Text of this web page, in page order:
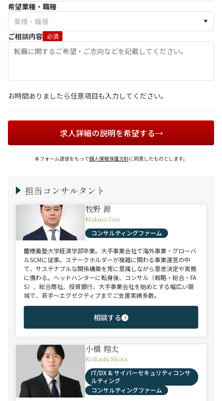
希望業種・職種
ご相談内容 必須
お時間ありましたら任意項目も入力してください。
求人詳細の説明を希望する
本フォーム送信をもって個人情報保護方針に同意したものとします。
担当コンサルタント
牧野 源
Makino Gen
コンサルティングファーム
慶應義塾大学経済学部卒業。大手事業会社で海外事業・グローバ
ルSCMに従事。ステークホルダーが複雑に関わる事業運営の中
で、サステナブルな関係構築を常に意識しながら意思決定や実務
に携わる。ヘッドハンターに転身後、コンサル（戦略・総合・FA
S）、総合商社、投資銀行、大手事業会社を始めとする幅広い領
域で、若手～エグゼクティブまでご支援実績多数。
相談する
小橋 翔太
Kobashi Shota
IT/DX & サイバーセキュリティコンサ
ルティング
コンサルティングファーム